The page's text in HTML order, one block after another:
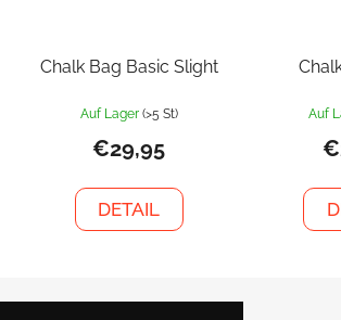
Chalk Bag Basic Slight
Auf Lager (>5 St)
€29,95
DETAIL
Auf